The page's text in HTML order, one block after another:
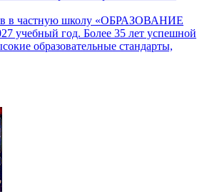
в частную школу «ОБРАЗОВАНИЕ
учебный год. Более 35 лет успешной
образовательные стандарты,